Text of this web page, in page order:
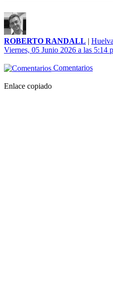
ROBERTO RANDALL | Huelva
Viernes, 05 Junio 2026 a las 5:14
Comentarios
Enlace copiado